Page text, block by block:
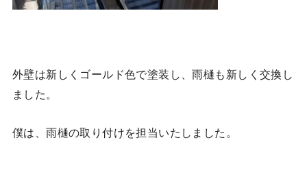
外壁は新しくゴールド色で塗装し、雨樋も新しく交換し
ました。
僕は、雨樋の取り付けを担当いたしました。